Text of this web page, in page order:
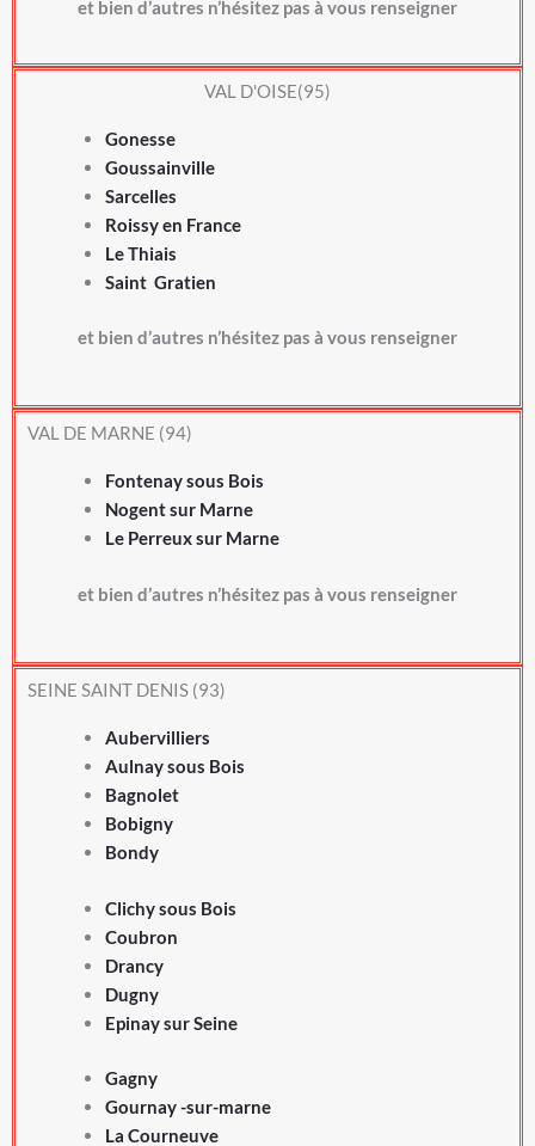
et bien d’autres n’hésitez pas à vous renseigner
VAL D'OISE(95)
Gonesse
Goussainville
Sarcelles
Roissy en France
Le Thiais
Saint Gratien
et bien d’autres n’hésitez pas à vous renseigner
VAL DE MARNE (94)
Fontenay sous Bois
Nogent sur Marne
Le Perreux sur Marne
et bien d’autres n’hésitez pas à vous renseigner
SEINE SAINT DENIS (93)
Aubervilliers
Aulnay sous Bois
Bagnolet
Bobigny
Bondy
Clichy sous Bois
Coubron
Drancy
Dugny
Epinay sur Seine
Gagny
Gournay -sur-marne
La Courneuve